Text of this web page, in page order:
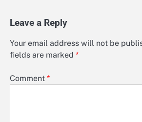
Leave a Reply
Your email address will not be
fields are marked *
Comment *